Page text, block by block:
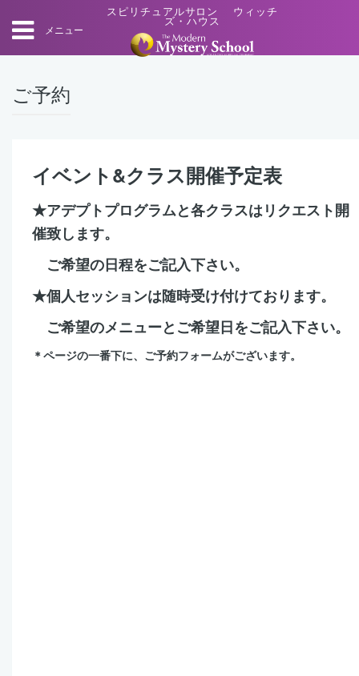
メニュー
スピリチュアルサロン ウィッチ
ズ・ハウス
ご予約
イベント&クラス開催予定表
★アデプトプログラムと各クラスはリクエスト開
催致します。
ご希望の日程をご記入下さい。
★個人セッションは随時受け付けております。
ご希望のメニューとご希望日をご記入下さい。
＊ページの一番下に、ご予約フォームがございます。